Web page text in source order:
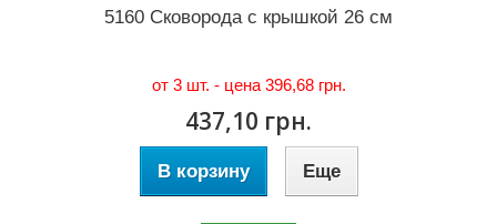
5160 Сковорода с крышкой 26 см
от 3 шт. - цена 396,68 грн.
437,10 грн.
В корзину Еще